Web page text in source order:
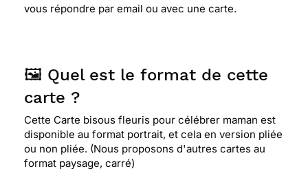
vous répondre par email ou avec une carte.
🖼️ Quel est le format de cette
carte ?
Cette Carte bisous fleuris pour célébrer maman est
disponible au format portrait, et cela en version pliée
ou non pliée. (Nous proposons d'autres cartes au
format paysage, carré)